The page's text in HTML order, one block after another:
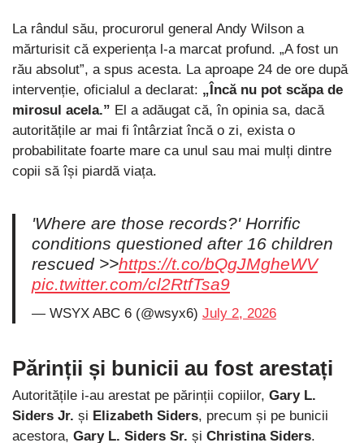
La rândul său, procurorul general Andy Wilson a
mărturisit că experiența l-a marcat profund. „A fost un
rău absolut”, a spus acesta. La aproape 24 de ore după
intervenție, oficialul a declarat: „Încă nu pot scăpa de
mirosul acela.” El a adăugat că, în opinia sa, dacă
autoritățile ar mai fi întârziat încă o zi, exista o
probabilitate foarte mare ca unul sau mai mulți dintre
copii să își piardă viața.
'Where are those records?' Horrific
conditions questioned after 16 children
rescued >>https://t.co/bQgJMgheWV
pic.twitter.com/cl2RtfTsa9
— WSYX ABC 6 (@wsyx6) July 2, 2026
Părinții și bunicii au fost arestați
Autoritățile i-au arestat pe părinții copiilor, Gary L.
Siders Jr. și Elizabeth Siders, precum și pe bunicii
acestora, Gary L. Siders Sr. și Christina Siders.